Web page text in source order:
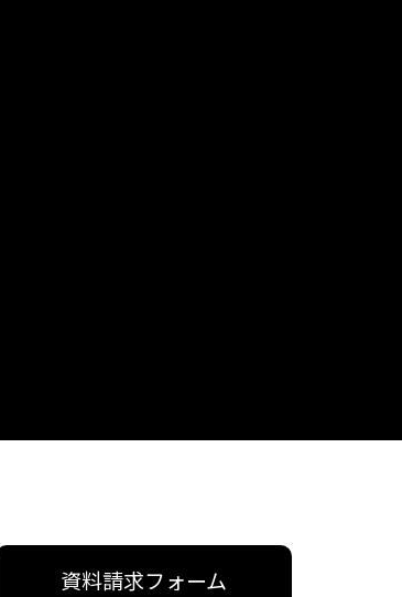
資料請求フォーム